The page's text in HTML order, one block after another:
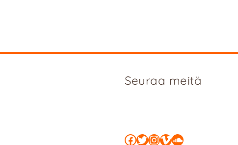
Seuraa meitä
Facebook
Twitter
Instagram
Vimeo
SoundCloud